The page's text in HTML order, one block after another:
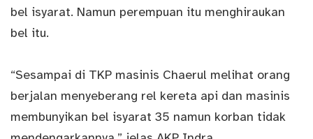
bel isyarat. Namun perempuan itu menghiraukan
bel itu.
“Sesampai di TKP masinis Chaerul melihat orang
berjalan menyeberang rel kereta api dan masinis
membunyikan bel isyarat 35 namun korban tidak